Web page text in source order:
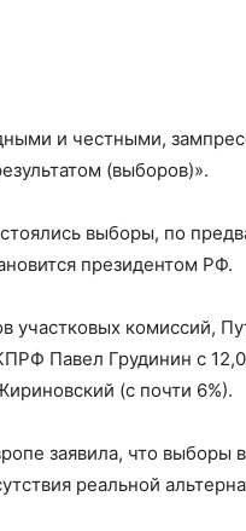
и честными,
(выборов)».
выборы, по
президентом РФ.
участковых комиссий,
Павел Грудинин с
(с почти 6%).
заявила, что выборы
реальной